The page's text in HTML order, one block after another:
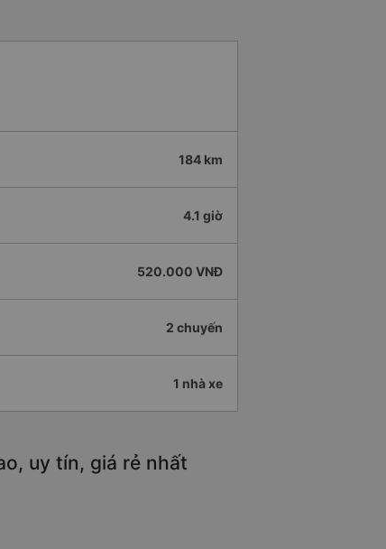
184 km
4.1 giờ
520.000 VNĐ
2 chuyến
1 nhà xe
uy tín, giá rẻ nhất